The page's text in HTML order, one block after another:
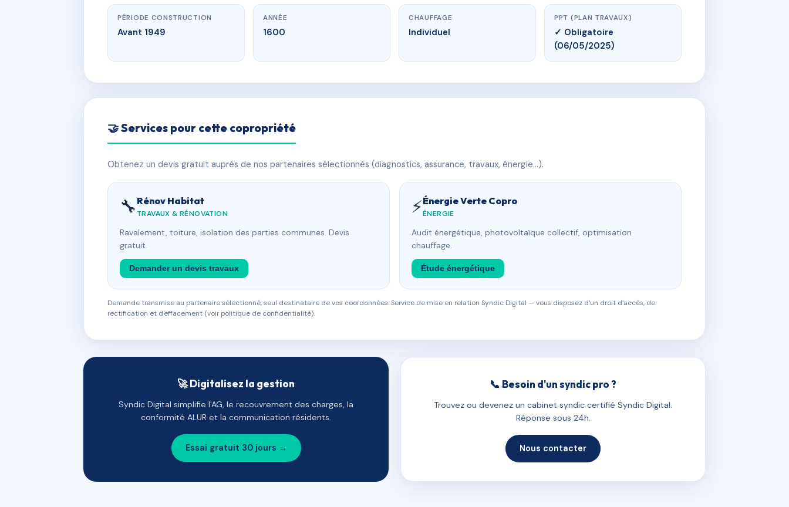
PÉRIODE CONSTRUCTION
Avant 1949
ANNÉE
1600
CHAUFFAGE
Individuel
PPT (PLAN TRAVAUX)
✓ Obligatoire
(06/05/2025)
🤝 Services pour cette copropriété
Obtenez un devis gratuit auprès de nos partenaires sélectionnés (diagnostics, assurance, travaux, énergie…).
🔧 Rénov Habitat
TRAVAUX & RÉNOVATION
Ravalement, toiture, isolation des parties communes. Devis
gratuit.
Demander un devis travaux
⚡Énergie Verte Copro
ÉNERGIE
Audit énergétique, photovoltaïque collectif, optimisation
chauffage.
Étude énergétique
Demande transmise au partenaire sélectionné, seul destinataire de vos coordonnées. Service de mise en relation Syndic Digital — vous disposez d'un droit d'accès, de
rectification et d'effacement (voir politique de confidentialité).
🚀 Digitalisez la gestion
Syndic Digital simplifie l'AG, le recouvrement des charges, la
conformité ALUR et la communication résidents.
Essai gratuit 30 jours →
📞 Besoin d'un syndic pro ?
Trouvez ou devenez un cabinet syndic certifié Syndic Digital.
Réponse sous 24h.
Nous contacter